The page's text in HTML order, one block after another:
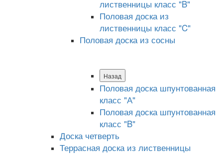
лиственницы класс "B"
Половая доска из
лиственницы класс "C"
Половая доска из сосны
Назад
Половая доска шпунтованная
класс "А"
Половая доска шпунтованная
класс "B"
Доска четверть
Террасная доска из лиственницы